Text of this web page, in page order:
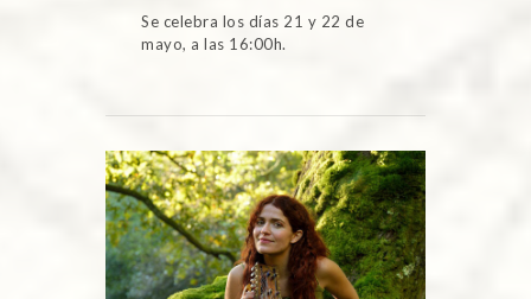
Se celebra los días 21 y 22 de
mayo, a las 16:00h.